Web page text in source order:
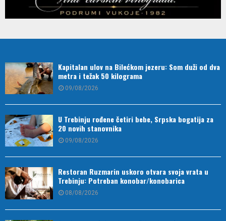
Kapitalan ulov na Bilećkom jezeru: Som duži od dva
metra i težak 50 kilograma
09/08/2026
U Trebinju rođene četiri bebe, Srpska bogatija za
20 novih stanovnika
09/08/2026
Restoran Ruzmarin uskoro otvara svoja vrata u
Trebinju: Potreban konobar/konobarica
08/08/2026